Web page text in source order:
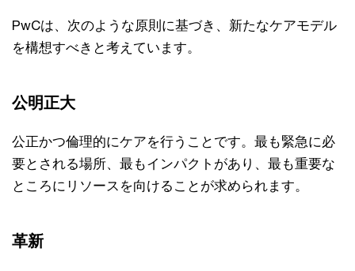
PwCは、次のような原則に基づき、新たなケアモデル
を構想すべきと考えています。
公明正大
公正かつ倫理的にケアを行うことです。最も緊急に必
要とされる場所、最もインパクトがあり、最も重要な
ところにリソースを向けることが求められます。
革新